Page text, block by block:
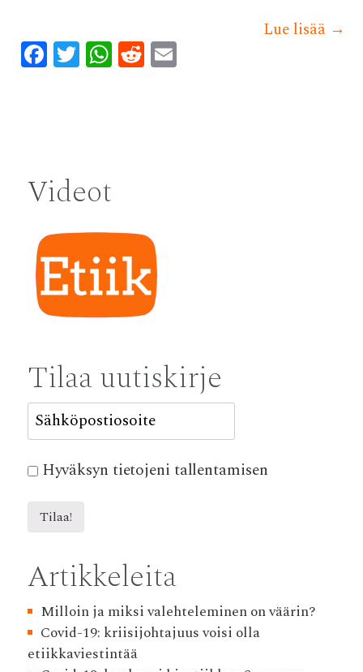
Lue lisää →
F
ac
o
k
T
w
W
h
R
e
navigation
Videot
Tilaa uutiskirje
Hyväksyn tietojeni tallentamisen
Artikkeleita
Milloin ja miksi valehteleminen on väärin?
Covid-19: kriisijohtajuus voisi olla
etiikkaviestintää